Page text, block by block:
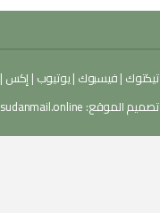
تيكتوك |فيسبوك |يوتيوب |إكس |
تصميم الموقع: sudanmail.online